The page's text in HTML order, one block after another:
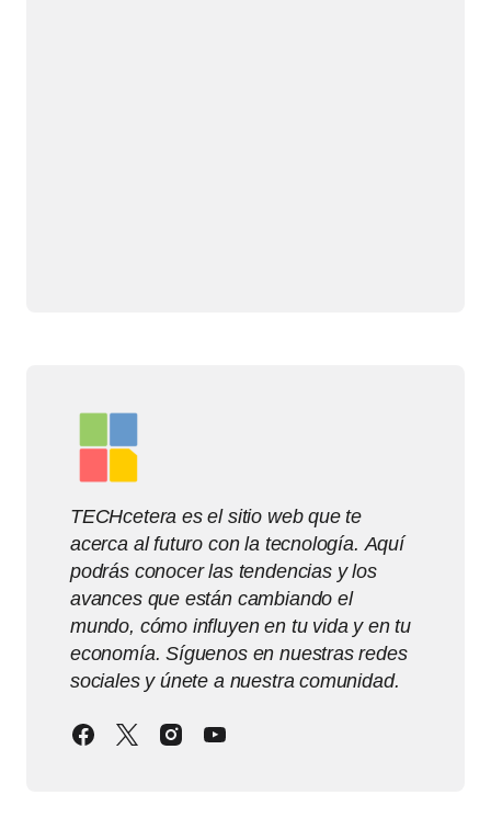
TECHcetera es el sitio web que te
acerca al futuro con la tecnología. Aquí
podrás conocer las tendencias y los
avances que están cambiando el
mundo, cómo influyen en tu vida y en tu
economía. Síguenos en nuestras redes
sociales y únete a nuestra comunidad.